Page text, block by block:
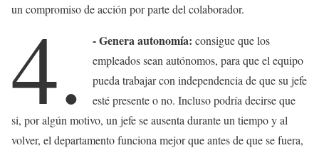
un compromiso de acción por parte del colaborador.
4. - Genera autonomía: consigue que los
empleados sean autónomos, para que el equipo
pueda trabajar con independencia de que su jefe
esté presente o no. Incluso podría decirse que
si, por algún motivo, un jefe se ausenta durante un tiempo y al
volver, el departamento funciona mejor que antes de que se fuera,